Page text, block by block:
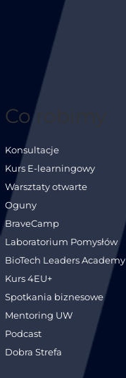
Co robimy
Konsultacje
Kurs E-learningowy
Warsztaty otwarte
Oguny
BraveCamp
Laboratorium Pomysłów
BioTech Leaders Academy
Kurs 4EU+
Spotkania biznesowe
Mentoring UW
Podcast
Dobra Strefa